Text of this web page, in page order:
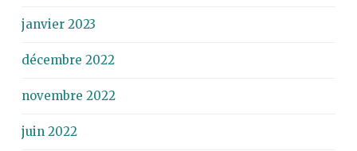
janvier 2023
décembre 2022
novembre 2022
juin 2022